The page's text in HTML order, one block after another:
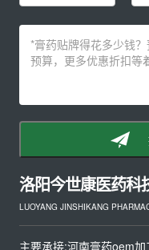
洛阳今世康医药科
LUOYANG JINSHIKANG
主要承接:河南膏药oem